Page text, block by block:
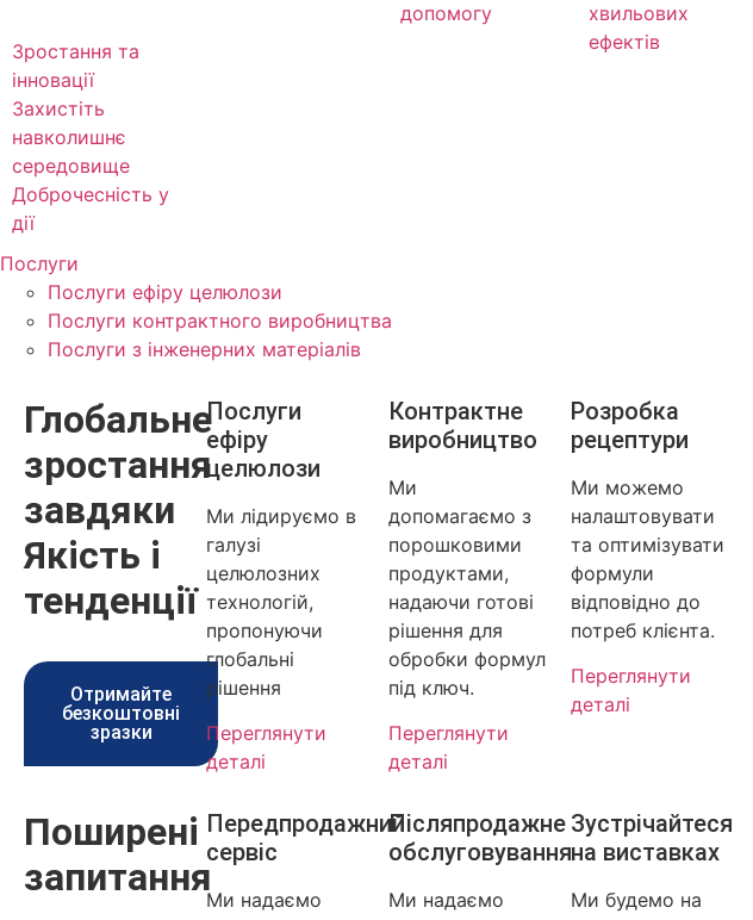
Зростання та
інновації
Захистіть
навколишнє
середовище
Доброчесність у
дії
допомогу
хвильових
ефектів
Послуги
Послуги ефіру целюлози
Послуги контрактного виробництва
Послуги з інженерних матеріалів
Глобальне
зростання
завдяки
Якість і
тенденції
Отримайте
безкоштовні
зразки
Послуги
ефіру
целюлози
Ми лідируємо в
галузі
целюлозних
технологій,
пропонуючи
глобальні
рішення
Переглянути
деталі
Контрактне
виробництво
Ми
допомагаємо з
порошковими
продуктами,
надаючи готові
рішення для
обробки формул
під ключ.
Переглянути
деталі
Розробка
рецептури
Ми можемо
налаштовувати
та оптимізувати
формули
відповідно до
потреб клієнта.
Переглянути
деталі
Поширені
запитання
Передпродажний
сервіс
Ми надаємо
Післяпродажне
обслуговування
Ми надаємо
Зустрічайтеся
на виставках
Ми будемо на